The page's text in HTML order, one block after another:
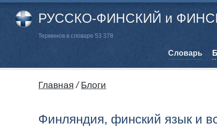
РУССКО-ФИНСКИЙ и
Терминов в словаре 53 378
Cловарь
Главная / Блоги
Финляндия, финский язык и